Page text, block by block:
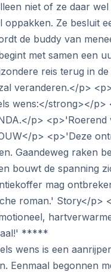
niet of ze daar
Ze besluit
de buddy van
met samen een
reis terug in de
veranderen.</p>
wens:</strong></p>
p> <p>'Roerend
p> <p>'Deze
Gaandeweg raken
bouwt de spanning
mag
roman.' Story</p>
*****
wens is een
Eenmaal begonnen